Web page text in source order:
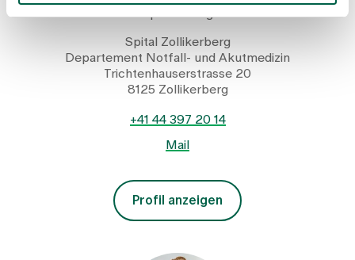
Spital Zollikerberg
Departement Notfall- und Akutmedizin
Trichtenhauserstrasse 20
8125 Zollikerberg
+41 44 397 20 14
Mail
Profil anzeigen